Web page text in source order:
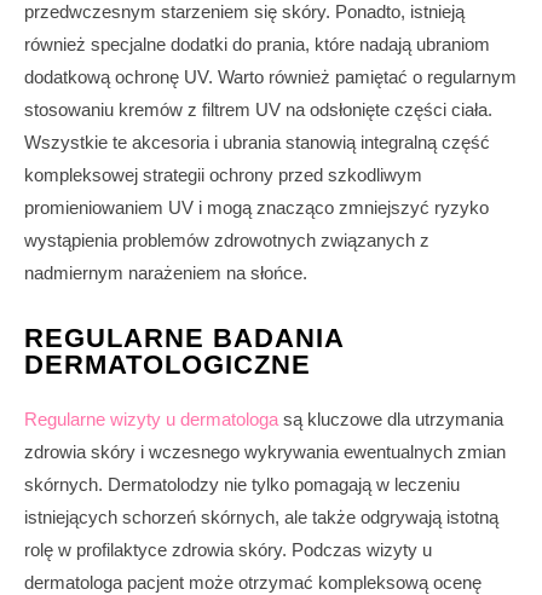
przedwczesnym starzeniem się skóry. Ponadto, istnieją
również specjalne dodatki do prania, które nadają ubraniom
dodatkową ochronę UV. Warto również pamiętać o regularnym
stosowaniu kremów z filtrem UV na odsłonięte części ciała.
Wszystkie te akcesoria i ubrania stanowią integralną część
kompleksowej strategii ochrony przed szkodliwym
promieniowaniem UV i mogą znacząco zmniejszyć ryzyko
wystąpienia problemów zdrowotnych związanych z
nadmiernym narażeniem na słońce.
REGULARNE BADANIA
DERMATOLOGICZNE
Regularne wizyty u dermatologasą kluczowe dla utrzymania
zdrowia skóry i wczesnego wykrywania ewentualnych zmian
skórnych. Dermatolodzy nie tylko pomagają w leczeniu
istniejących schorzeń skórnych, ale także odgrywają istotną
rolę w profilaktyce zdrowia skóry. Podczas wizyty u
dermatologa pacjent może otrzymać kompleksową ocenę